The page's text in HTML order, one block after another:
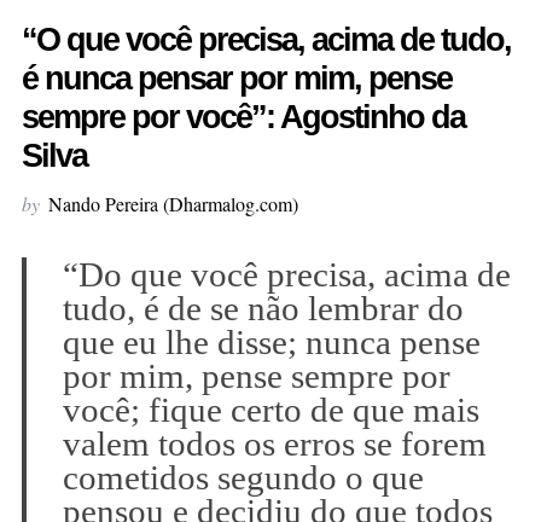
“O que você precisa, acima de tudo,
é nunca pensar por mim, pense
sempre por você”: Agostinho da
Silva
by Nando Pereira (Dharmalog.com)
“Do que você precisa, acima de
tudo, é de se não lembrar do
que eu lhe disse; nunca pense
por mim, pense sempre por
você; fique certo de que mais
valem todos os erros se forem
cometidos segundo o que
pensou e decidiu do que todos